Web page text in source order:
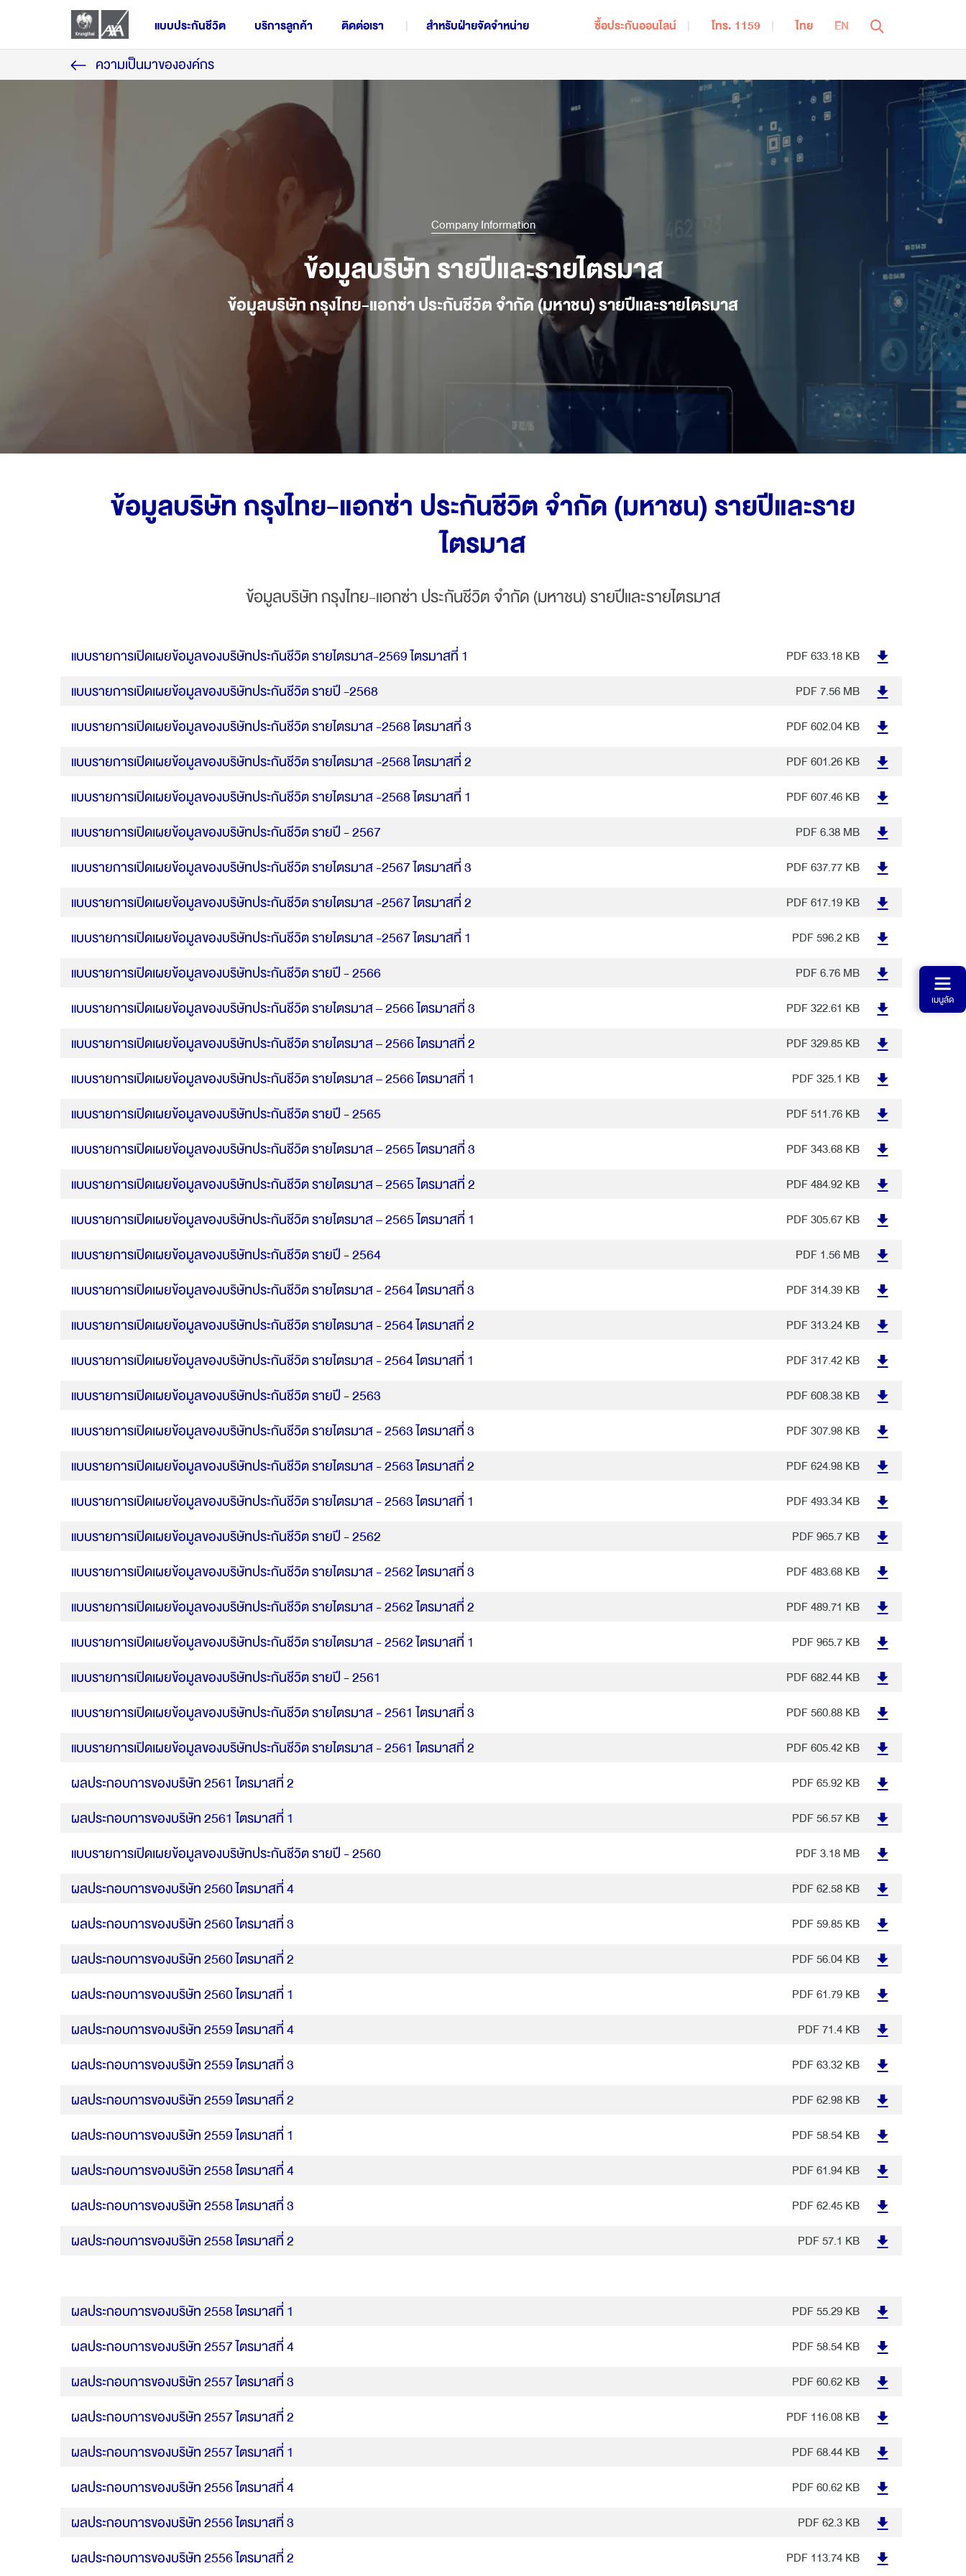
แบบประกันชีวิต บริการลูกค้า ติดต่อเรา สำหรับฝ่ายจัดจำหน่าย
ผลิตภัณฑ์ประกันกลุ่ม
ประกันชีวิตควบการลงทุน
ผลิตภัณฑ์ออนไลน์
การออมเพื่อการเกษียณอายุ
ประกันชีวิตควบการลงทุน | iWealthy
แบบประกันบำนาญ | รีไทร์เรดดี้ 85/6
ประกันคุ้มครองชีวิต อุบัติเหตุ และโรคร้ายแรง
ประกันสะสมทรัพย์ | Worldclass Ready 16/6
ประกันสะสมทรัพย์ | LifePlus+ Saver
ประกันคุ้มครองชีวิตและโรคร้ายแรงตลอดชีพ | iShield
ประกันชีวิตควบการลงทุน | iLink & CILink & TPDLink &
แบบประกันตลอดชีพ l LifeReady
แบบประกันตลอดชีพ l Easy Protect 6
แบบประกันตลอดชีพ l LifeTreasure
ประกันอุบัติเหตุส่วนบุคคล (PA)
แบบประกันตลอดชีพ l WealthPlus Ready 90/8
แบบประกันสะสมทรัพย์ | กรุงไทย ซุปเปอร์ เซฟ 16/5 (ชนิด
แบบประกันตลอดชีพ l เวิลด์คลาส เลกาซี 99/5 แบบมีผล
ตอบแทนตามดัชนีอ้างอิง
เวิลด์คลาส เซฟเวอร์ 12/5 ​แบบมีผลตอบแทนตามดัชนี
โกลบอล เซฟวิ่งส์ พลัส 25/5 แบบมีผลตอบแทนตามดัชนี
โกลบอล เซฟวิ่งส์ พลัส 15/8 แบบมีผลตอบแทนตามดัชนี
อ้างอิง (อินเด็กซ์ ลิงค์)
ประกันสุขภาพ
ประกันสุขภาพ | iHealthy Ultra
ประกันสุขภาพ | MEA Extra
ประกันสุขภาพ | Health Ultra
ประกันสุขภาพ | Health Extra
ประกันสุขภาพ | โรคร้ายโซชิลด์
ประกันสุขภาพสำเร็จรูป | Double shield health combo
แผนประกันชีวิตและสุขภาพสำหรับผู้หญิง
She ชิลเซฟชัวร์
ซื้อประกันออนไลน์ โทร. 1159 ไทย EN
เมนูลัด
ความเป็นมาขององค์กร
Company Information
ข้อมูลบริษัท รายปีและรายไตรมาส
ข้อมูลบริษัท กรุงไทย-แอกซ่า ประกันชีวิต จำกัด (มหาชน) รายปีและรายไตรมาส
ข้อมูลบริษัท กรุงไทย-แอกซ่า ประกันชีวิต จำกัด (มหาชน) รายปีและราย
ไตรมาส
ข้อมูลบริษัท กรุงไทย-แอกซ่า ประกันชีวิต จำกัด (มหาชน) รายปีและรายไตรมาส
แบบรายการเปิดเผยข้อมูลของบริษัทประกันชีวิต รายไตรมาส-2569 ไตรมาสที่ 1 PDF633.18 KB
แบบรายการเปิดเผยข้อมูลของบริษัทประกันชีวิต รายปี -2568 PDF7.56 MB
แบบรายการเปิดเผยข้อมูลของบริษัทประกันชีวิต รายไตรมาส -2568 ไตรมาสที่ 3 PDF602.04 KB
แบบรายการเปิดเผยข้อมูลของบริษัทประกันชีวิต รายไตรมาส -2568 ไตรมาสที่ 2 PDF601.26 KB
แบบรายการเปิดเผยข้อมูลของบริษัทประกันชีวิต รายไตรมาส -2568 ไตรมาสที่ 1 PDF607.46 KB
แบบรายการเปิดเผยข้อมูลของบริษัทประกันชีวิต รายปี - 2567 PDF6.38 MB
แบบรายการเปิดเผยข้อมูลของบริษัทประกันชีวิต รายไตรมาส -2567 ไตรมาสที่ 3 PDF637.77 KB
แบบรายการเปิดเผยข้อมูลของบริษัทประกันชีวิต รายไตรมาส -2567 ไตรมาสที่ 2 PDF617.19 KB
แบบรายการเปิดเผยข้อมูลของบริษัทประกันชีวิต รายไตรมาส -2567 ไตรมาสที่ 1 PDF596.2 KB
แบบรายการเปิดเผยข้อมูลของบริษัทประกันชีวิต รายปี - 2566 PDF6.76 MB
แบบรายการเปิดเผยข้อมูลของบริษัทประกันชีวิต รายไตรมาส – 2566 ไตรมาสที่ 3 PDF322.61 KB
แบบรายการเปิดเผยข้อมูลของบริษัทประกันชีวิต รายไตรมาส – 2566 ไตรมาสที่ 2 PDF329.85 KB
แบบรายการเปิดเผยข้อมูลของบริษัทประกันชีวิต รายไตรมาส – 2566 ไตรมาสที่ 1 PDF325.1 KB
แบบรายการเปิดเผยข้อมูลของบริษัทประกันชีวิต รายปี - 2565 PDF511.76 KB
แบบรายการเปิดเผยข้อมูลของบริษัทประกันชีวิต รายไตรมาส – 2565 ไตรมาสที่ 3 PDF343.68 KB
แบบรายการเปิดเผยข้อมูลของบริษัทประกันชีวิต รายไตรมาส – 2565 ไตรมาสที่ 2 PDF484.92 KB
แบบรายการเปิดเผยข้อมูลของบริษัทประกันชีวิต รายไตรมาส – 2565 ไตรมาสที่ 1 PDF305.67 KB
แบบรายการเปิดเผยข้อมูลของบริษัทประกันชีวิต รายปี - 2564 PDF1.56 MB
แบบรายการเปิดเผยข้อมูลของบริษัทประกันชีวิต รายไตรมาส - 2564 ไตรมาสที่ 3 PDF314.39 KB
แบบรายการเปิดเผยข้อมูลของบริษัทประกันชีวิต รายไตรมาส - 2564 ไตรมาสที่ 2 PDF313.24 KB
แบบรายการเปิดเผยข้อมูลของบริษัทประกันชีวิต รายไตรมาส - 2564 ไตรมาสที่ 1 PDF317.42 KB
แบบรายการเปิดเผยข้อมูลของบริษัทประกันชีวิต รายปี - 2563 PDF608.38 KB
แบบรายการเปิดเผยข้อมูลของบริษัทประกันชีวิต รายไตรมาส - 2563 ไตรมาสที่ 3 PDF307.98 KB
แบบรายการเปิดเผยข้อมูลของบริษัทประกันชีวิต รายไตรมาส - 2563 ไตรมาสที่ 2 PDF624.98 KB
แบบรายการเปิดเผยข้อมูลของบริษัทประกันชีวิต รายไตรมาส - 2563 ไตรมาสที่ 1 PDF493.34 KB
แบบรายการเปิดเผยข้อมูลของบริษัทประกันชีวิต รายปี - 2562 PDF965.7 KB
แบบรายการเปิดเผยข้อมูลของบริษัทประกันชีวิต รายไตรมาส - 2562 ไตรมาสที่ 3 PDF483.68 KB
แบบรายการเปิดเผยข้อมูลของบริษัทประกันชีวิต รายไตรมาส - 2562 ไตรมาสที่ 2 PDF489.71 KB
แบบรายการเปิดเผยข้อมูลของบริษัทประกันชีวิต รายไตรมาส - 2562 ไตรมาสที่ 1 PDF965.7 KB
แบบรายการเปิดเผยข้อมูลของบริษัทประกันชีวิต รายปี - 2561 PDF682.44 KB
แบบรายการเปิดเผยข้อมูลของบริษัทประกันชีวิต รายไตรมาส - 2561 ไตรมาสที่ 3 PDF560.88 KB
แบบรายการเปิดเผยข้อมูลของบริษัทประกันชีวิต รายไตรมาส - 2561 ไตรมาสที่ 2 PDF605.42 KB
ผลประกอบการของบริษัท 2561 ไตรมาสที่ 2 PDF65.92 KB
ผลประกอบการของบริษัท 2561 ไตรมาสที่ 1 PDF56.57 KB
แบบรายการเปิดเผยข้อมูลของบริษัทประกันชีวิต รายปี - 2560 PDF3.18 MB
ผลประกอบการของบริษัท 2560 ไตรมาสที่ 4 PDF62.58 KB
ผลประกอบการของบริษัท 2560 ไตรมาสที่ 3 PDF59.85 KB
ผลประกอบการของบริษัท 2560 ไตรมาสที่ 2 PDF56.04 KB
ผลประกอบการของบริษัท 2560 ไตรมาสที่ 1 PDF61.79 KB
ผลประกอบการของบริษัท 2559 ไตรมาสที่ 4 PDF71.4 KB
ผลประกอบการของบริษัท 2559 ไตรมาสที่ 3 PDF63.32 KB
ผลประกอบการของบริษัท 2559 ไตรมาสที่ 2 PDF62.98 KB
ผลประกอบการของบริษัท 2559 ไตรมาสที่ 1 PDF58.54 KB
ผลประกอบการของบริษัท 2558 ไตรมาสที่ 4 PDF61.94 KB
ผลประกอบการของบริษัท 2558 ไตรมาสที่ 3 PDF62.45 KB
ผลประกอบการของบริษัท 2558 ไตรมาสที่ 2 PDF57.1 KB
ผลประกอบการของบริษัท 2558 ไตรมาสที่ 1 PDF55.29 KB
ผลประกอบการของบริษัท 2557 ไตรมาสที่ 4 PDF58.54 KB
ผลประกอบการของบริษัท 2557 ไตรมาสที่ 3 PDF60.62 KB
ผลประกอบการของบริษัท 2557 ไตรมาสที่ 2 PDF116.08 KB
ผลประกอบการของบริษัท 2557 ไตรมาสที่ 1 PDF68.44 KB
ผลประกอบการของบริษัท 2556 ไตรมาสที่ 4 PDF60.62 KB
ผลประกอบการของบริษัท 2556 ไตรมาสที่ 3 PDF62.3 KB
ผลประกอบการของบริษัท 2556 ไตรมาสที่ 2 PDF113.74 KB